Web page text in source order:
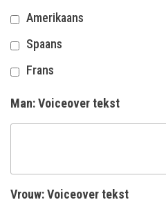
Amerikaans
Spaans
Frans
Man: Voiceover tekst
Vrouw: Voiceover tekst